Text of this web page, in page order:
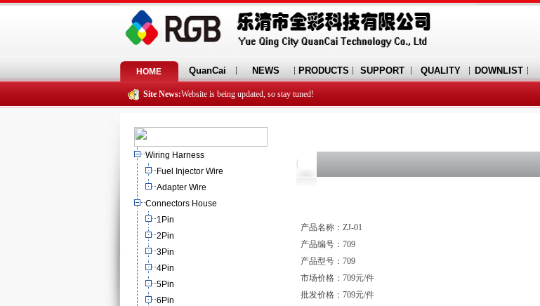
HOME QuanCai NEWS PRODUCTS SUPPORT QUALITY DOWNLIST
Site News:Website is being updated, so stay tuned!
Wiring Harness
Fuel Injector Wire
Adapter Wire
Connectors House
1Pin
2Pin
3Pin
4Pin
5Pin
6Pin
产品名称：ZJ-01
产品编号：709
产品型号：709
市场价格：709元/件
批发价格：709元/件